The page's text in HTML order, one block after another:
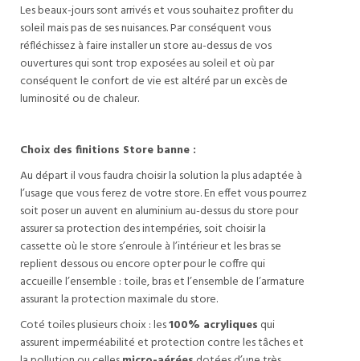
Les beaux-jours sont arrivés et vous souhaitez profiter du
soleil mais pas de ses nuisances. Par conséquent vous
réfléchissez à faire installer un store au-dessus de vos
ouvertures qui sont trop exposées au soleil et où par
conséquent le confort de vie est altéré par un excès de
luminosité ou de chaleur.
Choix des finitions Store banne :
Au départ il vous faudra choisir la solution la plus adaptée à
l’usage que vous ferez de votre store. En effet vous pourrez
soit poser un auvent en aluminium au-dessus du store pour
assurer sa protection des intempéries, soit choisir la
cassette où le store s’enroule à l’intérieur et les bras se
replient dessous ou encore opter pour le coffre qui
accueille l’ensemble : toile, bras et l’ensemble de l’armature
assurant la protection maximale du store.
Coté toiles plusieurs choix : les100% acryliques qui
assurent imperméabilité et protection contre les tâches et